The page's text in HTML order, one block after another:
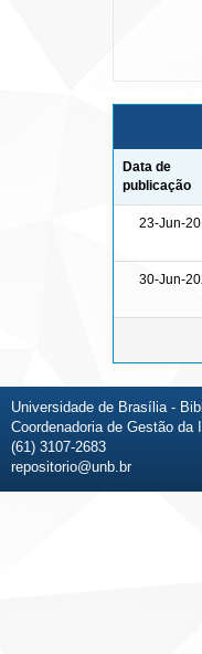
Data de
publicação
23-Jun-
30-Jun-
Universidade de Brasília -
Coordenadoria de Gestão da
(61) 3107-2683
repositorio@unb.br